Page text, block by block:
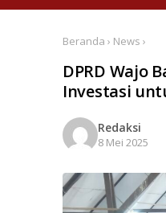
Beranda › News ›
DPRD Wajo
Investasi
Redaksi
8 Mei 2025